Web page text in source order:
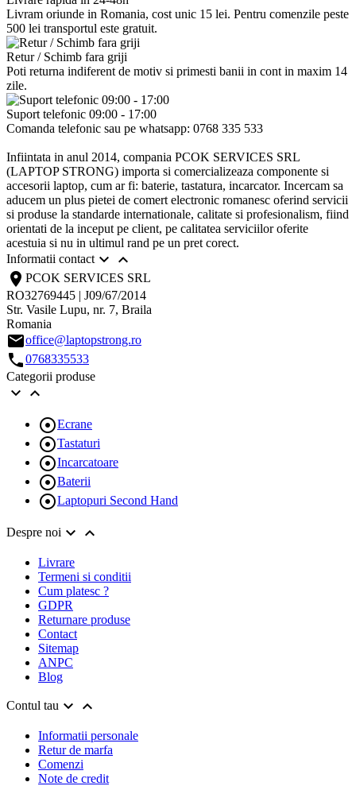
Livram oriunde in Romania, cost unic 15 lei. Pentru comenzile peste
500 lei transportul este gratuit.
Retur / Schimb fara griji
Poti returna indiferent de motiv si primesti banii in cont in maxim 14
zile.
Suport telefonic 09:00 - 17:00
Comanda telefonic sau pe whatsapp: 0768 335 533
Infiintata in anul 2014, compania PCOK SERVICES SRL
(LAPTOP STRONG) importa si comercializeaza componente si
accesorii laptop, cum ar fi: baterie, tastatura, incarcator. Incercam sa
aducem un plus pietei de comert electronic romanesc oferind servicii
si produse la standarde internationale, calitate si profesionalism, fiind
orientati de la inceput pe client, pe calitatea serviciilor oferite
acestuia si nu in ultimul rand pe un pret corect.
Informatii contact 
location_on PCOK SERVICES SRL
RO32769445 | J09/67/2014
Str. Vasile Lupu, nr. 7, Braila
Romania
emailoffice@laptopstrong.ro
call0768335533
Categorii produse
 
Ecrane
Tastaturi
Incarcatoare
Baterii
Laptopuri Second Hand
Despre noi  
Livrare
Termeni si conditii
Cum platesc ?
GDPR
Returnare produse
Contact
Sitemap
ANPC
Blog
Contul tau  
Informatii personale
Retur de marfa
Comenzi
Note de credit